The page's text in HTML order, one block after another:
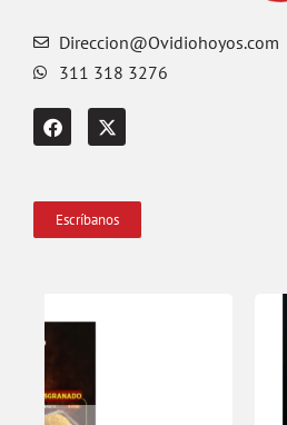
Direccion@Ovidiohoyos.com
311 318 3276
Escríbanos